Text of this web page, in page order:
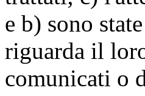
e b) sono
riguarda il
comunicati o